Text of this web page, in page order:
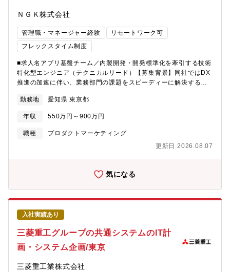
装・運用に係る関係部署への助言・伴走支援・MUFGグループ各
社・海外拠点におけるAIガバナンス態勢の構築・高度化支援・規
制要件、監督指針、業界標準等を踏まえたコンプライアンス確
保・経営陣、業務部門、リスク所管部署、システム部門、グルー
プ会社、海外拠点等のステークホルダーとの連携・AIリスク・AI
ガバナンスに関する社内教育、啓発活動の企画・実施
ＮＧＫ株式会社
管理職・マネージャー経験
リモートワーク可
フレックスタイム制度
■求人名アプリ基盤チーム／内製開発・開発標準化を牽引する技術
特化型エンジニア（テクニカルリード）【募集背景】同社ではDX
推進の加速に伴い、業務部門の課題をスピーディーに解決する内
すます重要になっています。当チームでは、OutSystems等のロー
コード、モバイルアプリ開発、生成AI活用、データベース設計・
最適化などを活用し、業務アプリケーションの開発・改善を進め
ています。今後、開発現場の中核として技術的にチームを牽引
ルリード人材を新たに募集します。【職務の特色】内製開発・開
として、当チームの開発現場における技術的中核を担っていただ
きます。OutSystems等のローコード、モバイルアプリ、データベ
ース、生成AI等を活用しながら、業務アプリ開発と開発プロセス
の効率化・標準化を推進できる点が本ポジションの魅力です。
【職務の概要】内製開発・開発標準化を牽引するテクニカルリー
ドとして以下の業務を担当いただきます。・OutSystems等のロー
コード、モバイルアプリを含む業務アプリケーション開発・デー
タベース設計、データモデリング、最適化に関する技術検討・実
装・システム開発プロセスの最適化、テンプレート開発、開発標
の活用・検討・ユーザー部門との最低限の要件整理、上流工程へ
勤務地 愛知県 東京都
年収 550万円～900万円
職種
プロダクトマーケティング
更新日 2026.08.07
気になる
入社実績あり
三菱重工グループの共通システムのIT計
画・システム企画/東京
三菱重工業株式会社